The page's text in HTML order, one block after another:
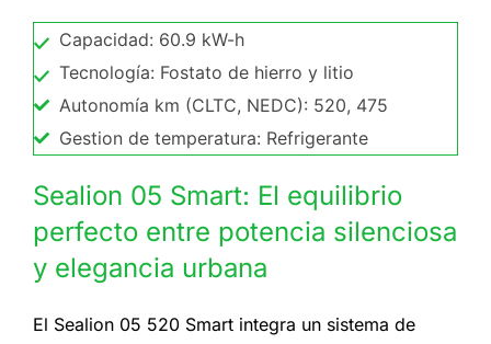
Capacidad: 60.9 kW-h
Tecnología: Fostato de hierro y litio
Autonomía km (CLTC, NEDC): 520, 475
Gestion de temperatura: Refrigerante
Sealion 05 Smart: El equilibrio
perfecto entre potencia silenciosa
y elegancia urbana
El Sealion 05 520 Smart integra un sistema de